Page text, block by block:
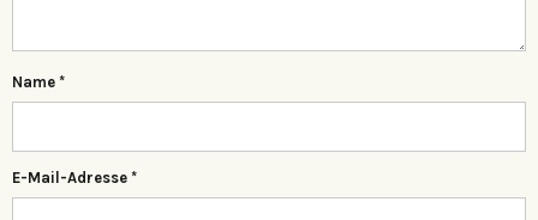
Name *
E-Mail-Adresse *